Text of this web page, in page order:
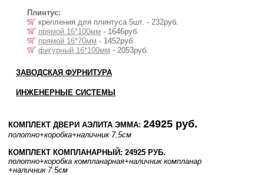
Плинтус:
крепления для плинтуса 5шт. - 232руб.
прямой 16*100мм - 1646руб.
прямой 16*70мм - 1452руб.
фигурный 16*100мм - 2053руб.
ЗАВОДСКАЯ ФУРНИТУРА
ИНЖЕНЕРНЫЕ СИСТЕМЫ
КОМПЛЕКТ ДВЕРИ АЭЛИТА ЭММА: 24925 руб.
полотно+коробка+наличник 7.5см
КОМПЛЕКТ КОМПЛАНАРНЫЙ: 24925 РУБ.
полотно+коробка компланарная+наличник компланар
+наличник 7.5см